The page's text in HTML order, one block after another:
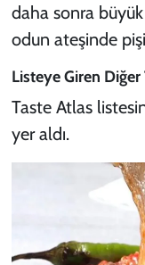
daha sonra
odun ateşinde
Listeye Giren
Taste Atlas
yer aldı.